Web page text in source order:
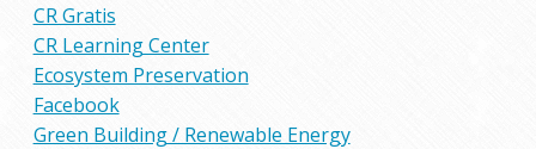
CR Gratis
CR Learning Center
Ecosystem Preservation
Facebook
Green Building / Renewable Energy